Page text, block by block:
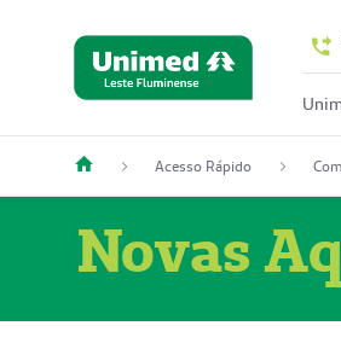
Acesso Rápido
Novas